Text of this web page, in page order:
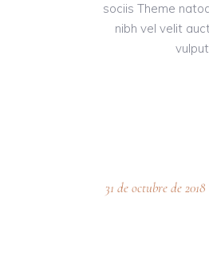
sociis Theme
nibh vel velit
31 de octubre de 2018